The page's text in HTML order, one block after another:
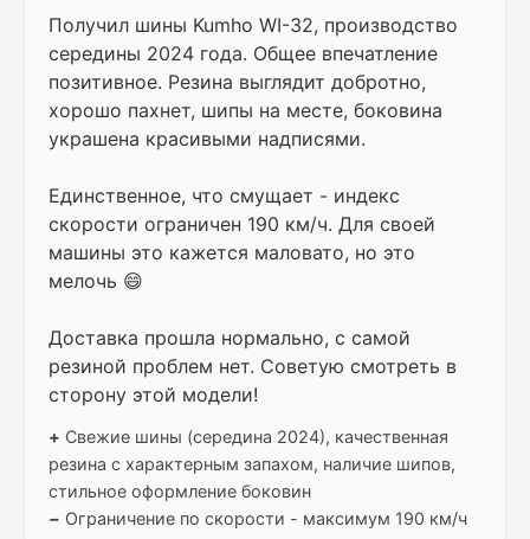
Получил шины Kumho WI-32, производство
середины 2024 года. Общее впечатление
позитивное. Резина выглядит добротно,
хорошо пахнет, шипы на месте, боковина
украшена красивыми надписями.
Единственное, что смущает - индекс
скорости ограничен 190 км/ч. Для своей
машины это кажется маловато, но это
мелочь 😄
Доставка прошла нормально, с самой
резиной проблем нет. Советую смотреть в
сторону этой модели!
+ Свежие шины (середина 2024), качественная
резина с характерным запахом, наличие шипов,
стильное оформление боковин
− Ограничение по скорости - максимум 190 км/ч